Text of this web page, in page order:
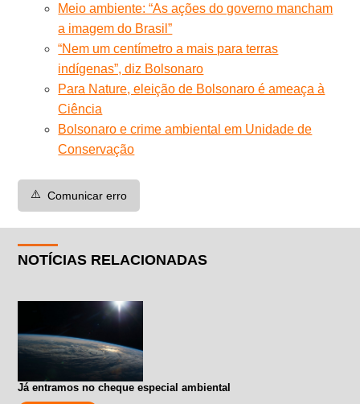
Meio ambiente: “As ações do governo mancham
a imagem do Brasil”
“Nem um centímetro a mais para terras
indígenas”, diz Bolsonaro
Para Nature, eleição de Bolsonaro é ameaça à
Ciência
Bolsonaro e crime ambiental em Unidade de
Conservação
⚠️ Comunicar erro
NOTÍCIAS RELACIONADAS
Já entramos no cheque especial ambiental